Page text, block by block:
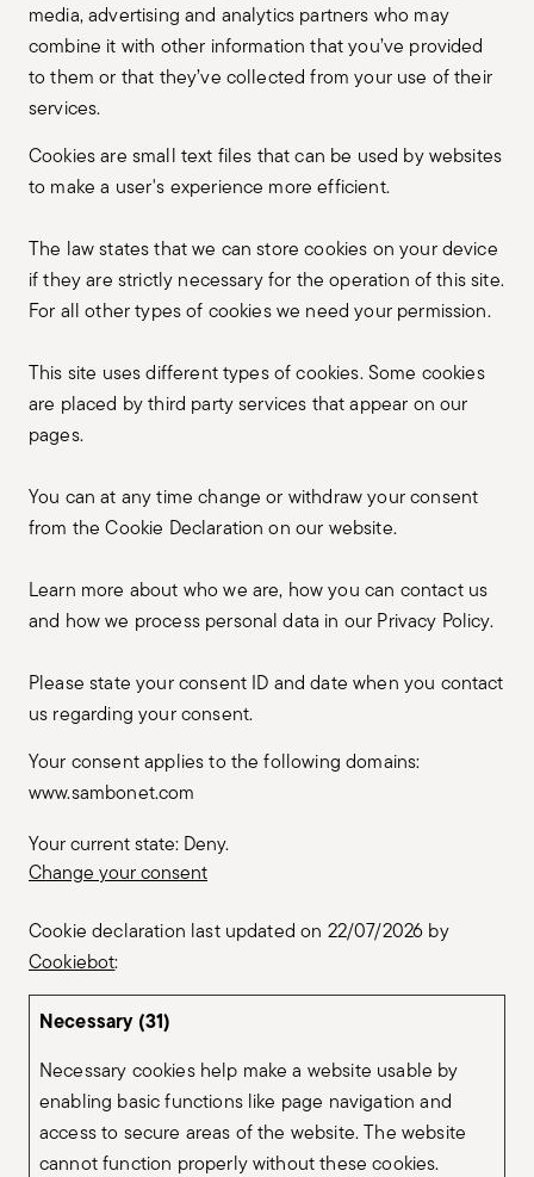
media, advertising and analytics partners who may
combine it with other information that you’ve provided
to them or that they’ve collected from your use of their
services.
Cookies are small text files that can be used by websites
to make a user's experience more efficient.
The law states that we can store cookies on your device
if they are strictly necessary for the operation of this site.
For all other types of cookies we need your permission.
This site uses different types of cookies. Some cookies
are placed by third party services that appear on our
pages.
You can at any time change or withdraw your consent
from the Cookie Declaration on our website.
Learn more about who we are, how you can contact us
and how we process personal data in our Privacy Policy.
Please state your consent ID and date when you contact
us regarding your consent.
Your consent applies to the following domains:
www.sambonet.com
Your current state: Deny.
Change your consent
Cookie declaration last updated on 22/07/2026 by
Cookiebot:
Necessary (31)
Necessary cookies help make a website usable by
enabling basic functions like page navigation and
access to secure areas of the website. The website
cannot function properly without these cookies.